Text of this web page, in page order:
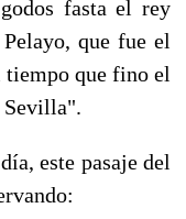
fasta el rey
que fue el
que fino el
Sevilla".
este pasaje del